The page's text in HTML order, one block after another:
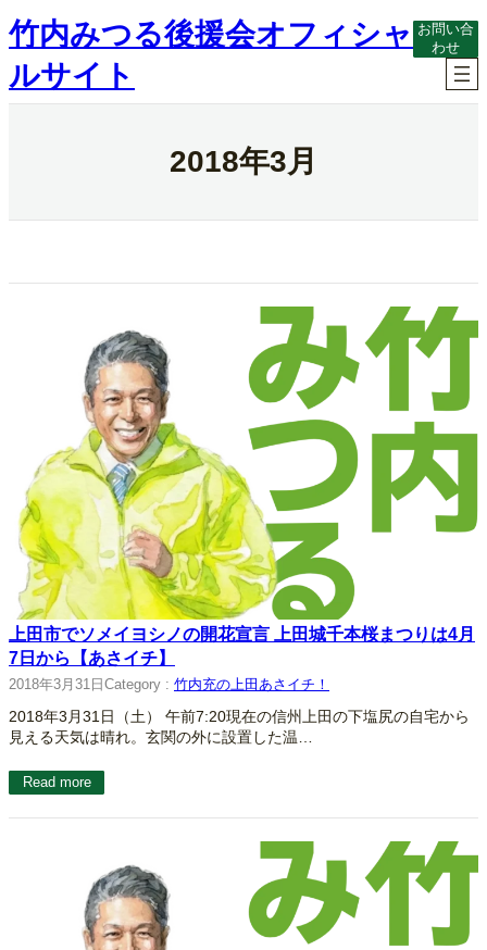
内
容
ス
キ
竹内みつる後援会オフィシャ
ルサイト
お問い合
わせ
2018年3月
上田市でソメイヨシノの開花宣言 上田城千本桜まつりは4月
7日から【あさイチ】
2018年3月31日 Category : 竹内充の上田あさイチ！
2018年3月31日（土） 午前7:20現在の信州上田の下塩尻の自宅から
見える天気は晴れ。玄関の外に設置した温…
Read more